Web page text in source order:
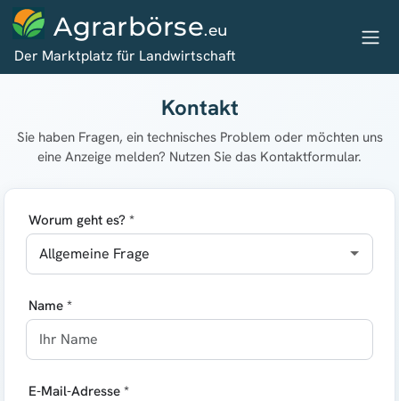
Agrarbörse.eu
Der Marktplatz für Landwirtschaft
Kontakt
Sie haben Fragen, ein technisches Problem oder möchten uns
eine Anzeige melden? Nutzen Sie das Kontaktformular.
Worum geht es? *
Name *
E-Mail-Adresse *